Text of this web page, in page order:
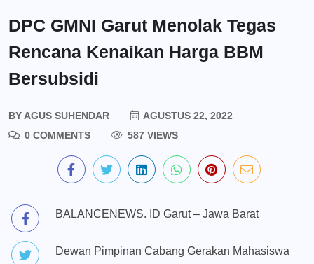
DPC GMNI Garut Menolak Tegas
Rencana Kenaikan Harga BBM
Bersubsidi
BYAGUS SUHENDAR
AGUSTUS 22, 2022
0 COMMENTS
587 VIEWS
BALANCENEWS. ID Garut – Jawa Barat
Dewan Pimpinan Cabang Gerakan Mahasiswa